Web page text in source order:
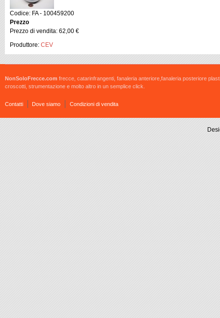
Codice: FA - 100459200
Prezzo
Prezzo di vendita: 62,00 €
Produttore: CEV
NonSoloFrecce.com frecce, catarinfrangenti, fanaleria anteriore,fanaleria posteriore
croscotti, strumentazione e molto altro in un semplice click.
Contatti Dove siamo Condizioni di vendita